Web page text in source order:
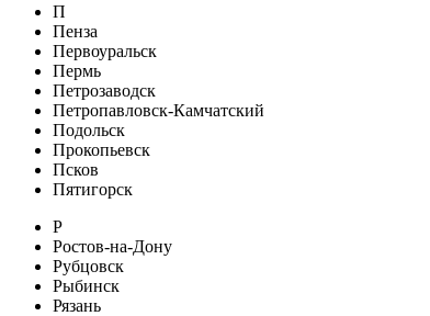
П
Пенза
Первоуральск
Пермь
Петрозаводск
Петропавловск-Камчатский
Подольск
Прокопьевск
Псков
Пятигорск
Р
Ростов-на-Дону
Рубцовск
Рыбинск
Рязань